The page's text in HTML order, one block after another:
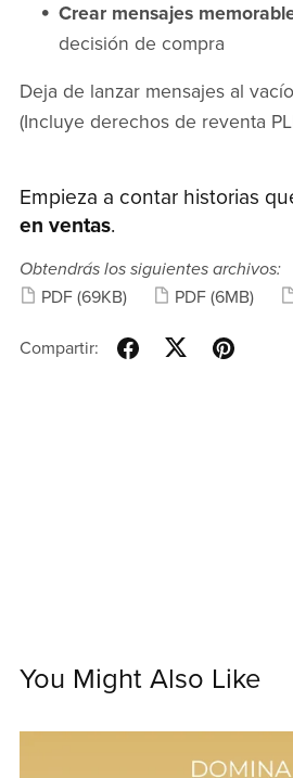
Crear mensajes
decisión de compra
Deja de lanzar mensajes al
(Incluye derechos de reventa
Empieza a contar historias
en ventas.
Obtendrás los siguientes archivos:
PDF (69KB) PDF (6MB)
Compartir:
You Might Also Like